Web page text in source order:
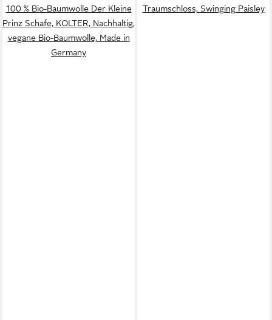
100 % Bio-Baumwolle Der Kleine
Prinz Schafe, KOLTER, Nachhaltig,
vegane Bio-Baumwolle, Made in
Germany
Traumschloss, Swinging Paisley